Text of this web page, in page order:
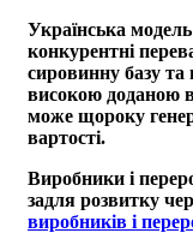
Українська
конкурентні
сировинну базу та
високою доданою
може щороку
вартості.
Виробники і
задля розвитку
виробників і